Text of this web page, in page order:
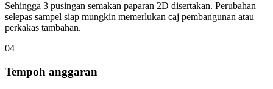
Sehingga 3 pusingan semakan paparan 2D disertakan. Perubahan
selepas sampel siap mungkin memerlukan caj pembangunan atau
perkakas tambahan.
04
Tempoh anggaran